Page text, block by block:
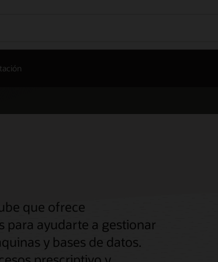
que ofrece
para ayudarte a gestionar
y bases de datos.